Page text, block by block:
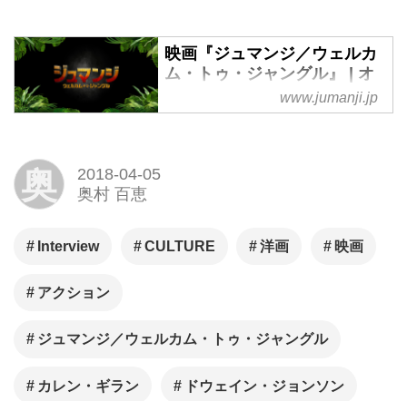
映画『ジュマンジ／ウェルカ
ム・トゥ・ジャングル』 | オ
フィシャルサイト | ソニー・
ピクチャーズ
ーリーやキャスト・スタッフ、
www.jumanji.jp
奥
2018-04-05
奥村 百恵
Interview CULTURE 洋画 映画
アクション
ジュマンジ／ウェルカム・トゥ・ジャングル
カレン・ギラン ドウェイン・ジョンソン